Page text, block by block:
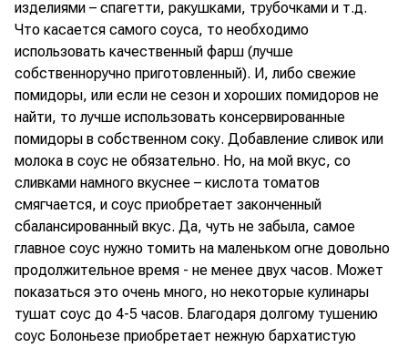
изделиями – спагетти, ракушками, трубочками и т.д.
Что касается самого соуса, то необходимо
использовать качественный фарш (лучше
собственноручно приготовленный). И, либо свежие
помидоры, или если не сезон и хороших помидоров не
найти, то лучше использовать консервированные
помидоры в собственном соку. Добавление сливок или
молока в соус не обязательно. Но, на мой вкус, со
сливками намного вкуснее – кислота томатов
смягчается, и соус приобретает законченный
сбалансированный вкус. Да, чуть не забыла, самое
главное соус нужно томить на маленьком огне довольно
продолжительное время - не менее двух часов. Может
показаться это очень много, но некоторые кулинары
тушат соус до 4-5 часов. Благодаря долгому тушению
соус Болоньезе приобретает нежную бархатистую